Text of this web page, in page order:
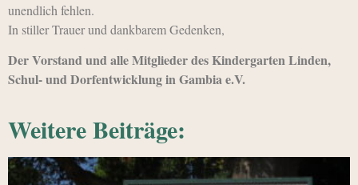
unendlich fehlen.
In stiller Trauer und dankbarem Gedenken,
Der Vorstand und alle Mitglieder des Kindergarten Linden,
Schul- und Dorfentwicklung in Gambia e.V.
Weitere Beiträge: